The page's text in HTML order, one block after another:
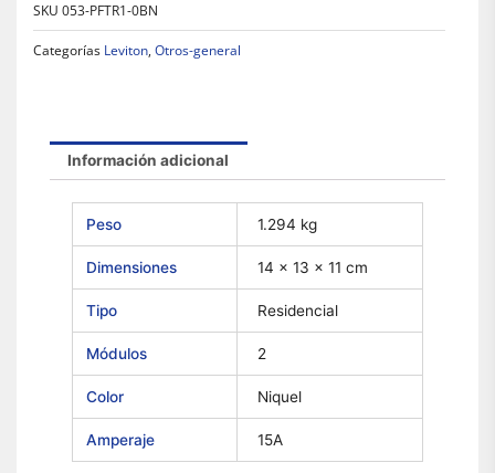
SKU 053-PFTR1-0BN
Categorías Leviton, Otros-general
Información adicional
Peso 1.294 kg
Dimensiones 14 × 13 × 11 cm
Tipo Residencial
Módulos 2
Color Niquel
Amperaje 15A